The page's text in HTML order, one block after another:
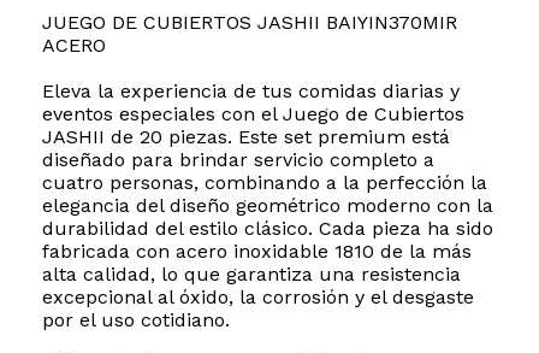
JUEGO DE CUBIERTOS JASHII BAIYIN370MIR
ACERO
Eleva la experiencia de tus comidas diarias y
eventos especiales con el Juego de Cubiertos
JASHII de 20 piezas. Este set premium está
diseñado para brindar servicio completo a
cuatro personas, combinando a la perfección la
elegancia del diseño geométrico moderno con la
durabilidad del estilo clásico. Cada pieza ha sido
fabricada con acero inoxidable 1810 de la más
alta calidad, lo que garantiza una resistencia
excepcional al óxido, la corrosión y el desgaste
por el uso cotidiano.